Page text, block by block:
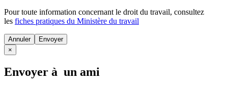
Pour toute information concernant le droit du travail, consultez
les fiches pratiques du Ministère du travail
Annuler
×
Envoyer à un ami